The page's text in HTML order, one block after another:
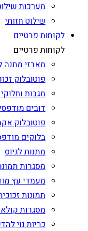
מערכות
שילוט חזותי
לקוחות פרטיים
לקוחות פרטיים
מארזי מתנה
פוטובלוק
מגבות
דובים
פוטובלוק
בלוקים
מתנות לגיוס
מסגרות
מעמדי עץ
תמונות
מסגרות
כריות נוי